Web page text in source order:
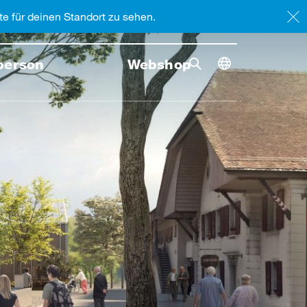
Suche umschalten
Suche
Suche
Webshop
Toggle
für deinen Standort zu sehen.